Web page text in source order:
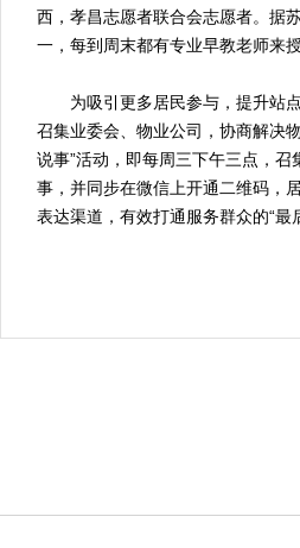
西，孝昌志愿者联合会志愿者。据
一，每到周末都有专业早教老师来授
为吸引更多居民参与，提升站点
召集业委会、物业公司，协商解决
说事”活动，即每周三下午三点，
事，并同步在微信上开通二维码，
表达渠道，有效打通服务群众的“最